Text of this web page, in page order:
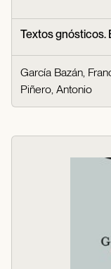
Textos gnósticos.
García Bazán,
Piñero, Antonio